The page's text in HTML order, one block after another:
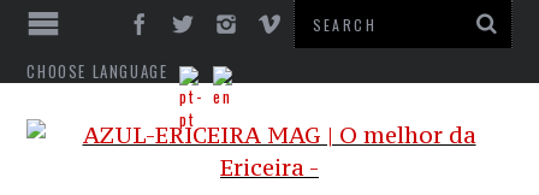
CHOOSE LANGUAGE